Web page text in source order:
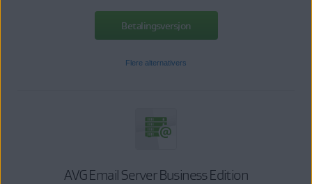
Betalingsversjon
Flere alternativers
AVG Email Server Business Edition